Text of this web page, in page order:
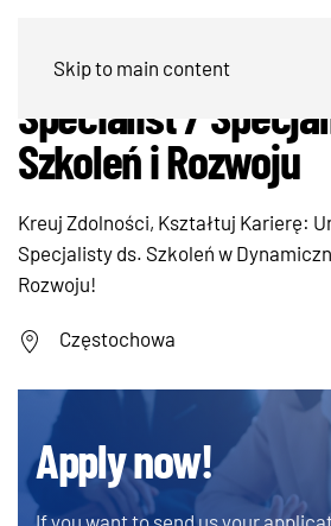
Skip to main content
Learning &
Specialist /
Szkoleń i Rozwoju
Kreuj Zdolności, Kształtuj Karierę:
Specjalisty ds. Szkoleń w
Rozwoju!
Częstochowa
Apply now!
If you want to send us your